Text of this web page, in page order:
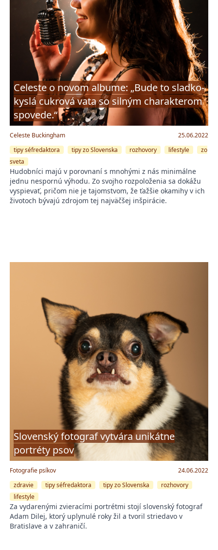
Celeste o novom albume: „Bude to sladko-
kyslá cukrová vata so silným charakterom
spovede.“
Celeste Buckingham
25.06.2022
tipy séfredaktora
tipy zo Slovenska rozhovory lifestyle
zo
sveta
Hudobníci majú v porovnaní s mnohými z nás minimálne
jednu nespornú výhodu. Zo svojho rozpoloženia sa dokážu
vyspievať, pričom nie je tajomstvom, že ťažšie okamihy v ich
životoch bývajú zdrojom tej najväčšej inšpirácie.
Slovenský fotograf vytvára unikátne
portréty psov
Fotografie psíkov
24.06.2022
zdravie
tipy séfredaktora tipy zo Slovenska
rozhovory
lifestyle
Za vydarenými zvieracími portrétmi stojí slovenský fotograf
Adam Dilej, ktorý uplynulé roky žil a tvoril striedavo v
Bratislave a v zahraničí.